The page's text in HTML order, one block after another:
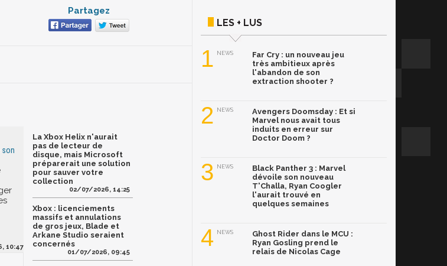
Partagez
son
10:47
La Xbox Helix n'aurait
pas de lecteur de
disque, mais Microsoft
préparerait une solution
pour sauver votre
collection
02/07/2026, 14:25
Xbox : licenciements
massifs et annulations
de gros jeux, Blade et
Arkane Studio seraient
concernés
01/07/2026, 09:45
LES + LUS
1 NEWS
Far Cry : un nouveau jeu
très ambitieux après
l'abandon de son
extraction shooter ?
2 NEWS
Avengers Doomsday : Et si
Marvel nous avait tous
induits en erreur sur
Doctor Doom ?
3 NEWS
Black Panther 3 : Marvel
dévoile son nouveau
T'Challa, Ryan Coogler
l'aurait trouvé en
quelques semaines
4 NEWS
Ghost Rider dans le MCU :
Ryan Gosling prend le
relais de Nicolas Cage